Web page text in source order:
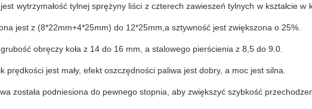
wytrzymałość tylnej sprężyny liści z czterech zawieszeń tylnych w kształcie w
jest z (8*22mm+4*25mm) do 12*25mm,a sztywność jest zwiększona o 25%.
obręczy koła z 14 do 16 mm, a stalowego pierścienia z 8,5 do 9.0.
prędkości jest mały, efekt oszczędności paliwa jest dobry, a moc jest silna.
została podniesiona do pewnego stopnia, aby zwiększyć szybkość